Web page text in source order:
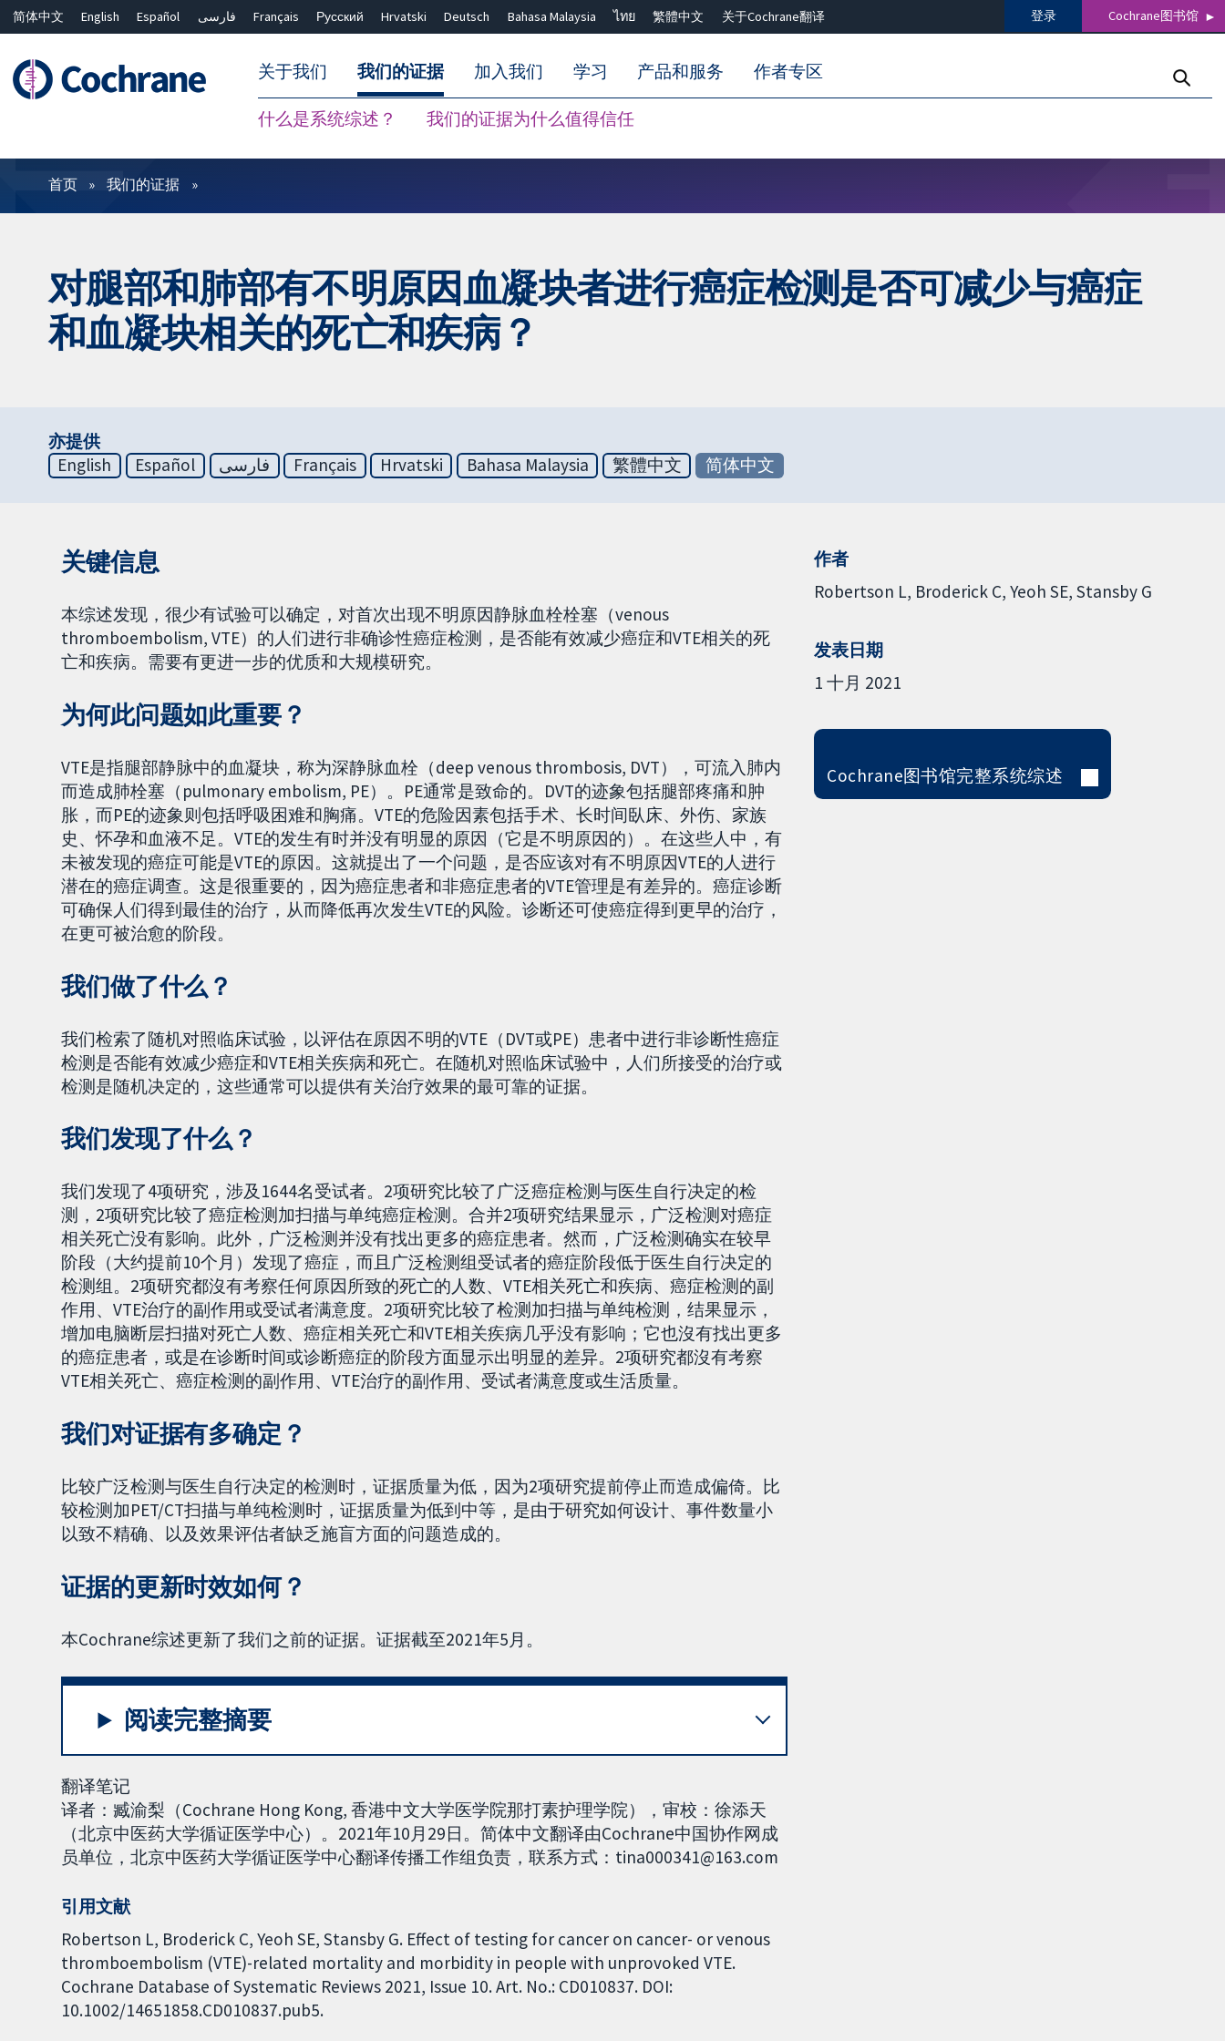
简体中文 English Español فارسی Français Русский Hrvatski Deutsch Bahasa Malaysia ไทย 繁體中文 关于Cochrane翻译 登录 Cochrane图书馆
关于我们 我们的证据
什么是系统综述？ 我们的证据为什么值得信任
加入我们 学习 产品和服务 作者专区
过滤
首页 我们的证据
对腿部和肺部有不明原因血凝块者进行癌症检测是否可减少与癌症
和血凝块相关的死亡和疾病？
亦提供
English
Español فارسی Français Hrvatski Bahasa Malaysia 繁體中文 简体中文
关键信息
本综述发现，很少有试验可以确定，对首次出现不明原因静脉血栓栓塞（venous
thromboembolism, VTE）的人们进行非确诊性癌症检测，是否能有效减少癌症和VTE相关的死
亡和疾病。需要有更进一步的优质和大规模研究。
为何此问题如此重要？
VTE是指腿部静脉中的血凝块，称为深静脉血栓（deep venous thrombosis, DVT），可流入肺内
而造成肺栓塞（pulmonary embolism, PE）。PE通常是致命的。DVT的迹象包括腿部疼痛和肿
胀，而PE的迹象则包括呼吸困难和胸痛。VTE的危险因素包括手术、长时间臥床、外伤、家族
史、怀孕和血液不足。VTE的发生有时并没有明显的原因（它是不明原因的）。在这些人中，有
未被发现的癌症可能是VTE的原因。这就提出了一个问题，是否应该对有不明原因VTE的人进行
潜在的癌症调查。这是很重要的，因为癌症患者和非癌症患者的VTE管理是有差异的。癌症诊断
可确保人们得到最佳的治疗，从而降低再次发生VTE的风险。诊断还可使癌症得到更早的治疗，
在更可被治愈的阶段。
我们做了什么？
我们检索了随机对照临床试验，以评估在原因不明的VTE（DVT或PE）患者中进行非诊断性癌症
检测是否能有效减少癌症和VTE相关疾病和死亡。在随机对照临床试验中，人们所接受的治疗或
检测是随机决定的，这些通常可以提供有关治疗效果的最可靠的证据。
我们发现了什么？
我们发现了4项研究，涉及1644名受试者。2项研究比较了广泛癌症检测与医生自行决定的检
测，2项研究比较了癌症检测加扫描与单纯癌症检测。合并2项研究结果显示，广泛检测对癌症
相关死亡没有影响。此外，广泛检测并没有找出更多的癌症患者。然而，广泛检测确实在较早
阶段（大约提前10个月）发现了癌症，而且广泛检测组受试者的癌症阶段低于医生自行决定的
检测组。2项研究都沒有考察任何原因所致的死亡的人数、VTE相关死亡和疾病、癌症检测的副
作用、VTE治疗的副作用或受试者满意度。2项研究比较了检测加扫描与单纯检测，结果显示，
增加电脑断层扫描对死亡人数、癌症相关死亡和VTE相关疾病几乎没有影响；它也沒有找出更多
的癌症患者，或是在诊断时间或诊断癌症的阶段方面显示出明显的差异。2项研究都沒有考察
VTE相关死亡、癌症检测的副作用、VTE治疗的副作用、受试者满意度或生活质量。
我们对证据有多确定？
比较广泛检测与医生自行决定的检测时，证据质量为低，因为2项研究提前停止而造成偏倚。比
较检测加PET/CT扫描与单纯检测时，证据质量为低到中等，是由于研究如何设计、事件数量小
以致不精确、以及效果评估者缺乏施盲方面的问题造成的。
证据的更新时效如何？
本Cochrane综述更新了我们之前的证据。证据截至2021年5月。
阅读完整摘要
翻译笔记
译者：臧渝梨（Cochrane Hong Kong, 香港中文大学医学院那打素护理学院），审校：徐添天
（北京中医药大学循证医学中心）。2021年10月29日。简体中文翻译由Cochrane中国协作网成
员单位，北京中医药大学循证医学中心翻译传播工作组负责，联系方式：tina000341@163.com
引用文献
Robertson L, Broderick C, Yeoh SE, Stansby G. Effect of testing for cancer on cancer- or venous
thromboembolism (VTE)-related mortality and morbidity in people with unprovoked VTE.
Cochrane Database of Systematic Reviews 2021, Issue 10. Art. No.: CD010837. DOI:
10.1002/14651858.CD010837.pub5.
作者
Robertson L Broderick C Yeoh SE Stansby G
发表日期
1 十月 2021
Cochrane图书馆完整系统综述